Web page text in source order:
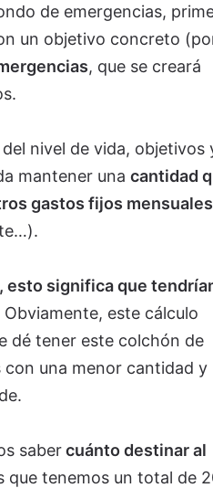
de emergencias,
un objetivo concreto
, que se creará
nivel de vida, objetivos
mantener una cantidad
gastos fijos mensuales
esto significa que
Obviamente, este cálculo
dé tener este colchón de
con una menor cantidad y
sabercuánto destinar al
que tenemos un total de